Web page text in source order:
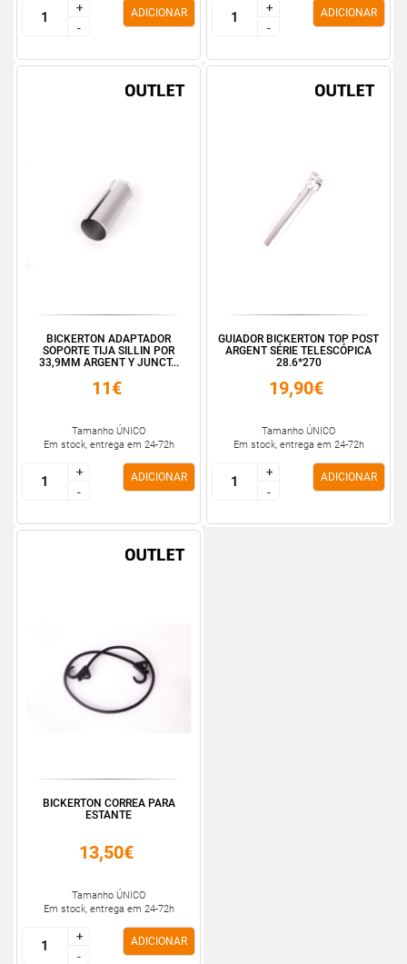
+
-
+
-
ADICIONAR
+
-
+
-
ADICIONAR
BICKERTON ADAPTADOR
SOPORTE TIJA SILLIN POR
33,9MM ARGENT Y JUNCT...
11€
Tamanho ÚNICO
Em stock, entrega em 24-72h
+
-
+
-
ADICIONAR
GUIADOR BICKERTON TOP POST
ARGENT SÉRIE TELESCÓPICA
28.6*270
19,90€
Tamanho ÚNICO
Em stock, entrega em 24-72h
+
-
+
-
ADICIONAR
BICKERTON CORREA PARA
ESTANTE
13,50€
Tamanho ÚNICO
Em stock, entrega em 24-72h
+
-
+
-
ADICIONAR